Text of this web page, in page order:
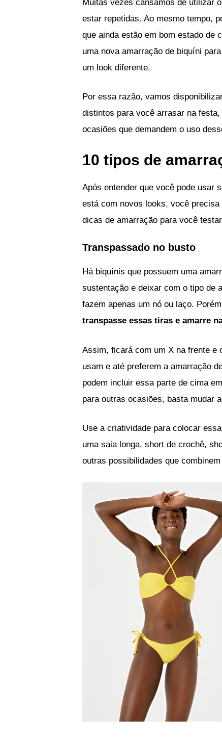
Muitas vezes cansamos de utilizar
estar repetidas. Ao mesmo tempo,
que ainda estão em bom estado de
uma nova amarração de biquíni
um look diferente.
Por essa razão, vamos
distintos para você arrasar na
ocasiões que demandem o uso
10 tipos de
Após entender que você pode usar
está com novos looks, você
dicas de amarração para você
Transpassado no busto
Há biquínis que possuem uma
sustentação e deixar com o tipo de
fazem apenas um nó ou laço.
transpasse essas tiras e amarre
Assim, ficará com um X na frente e
usam e até preferem a amarração
podem incluir essa parte de cima
para outras ocasiões, basta mudar
Use a criatividade para colocar
uma saia longa, short de crochê,
outras possibilidades que